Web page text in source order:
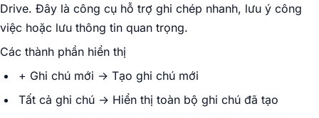
Drive. Đây là công cụ hỗ trợ ghi chép nhanh, lưu ý công
việc hoặc lưu thông tin quan trọng.
Các thành phần hiển thị
+ Ghi chú mới → Tạo ghi chú mới
Tất cả ghi chú → Hiển thị toàn bộ ghi chú đã tạo